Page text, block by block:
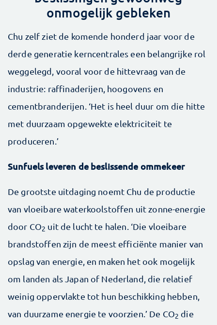
onmogelijk gebleken
Chu zelf ziet de komende honderd jaar voor de
derde generatie kerncentrales een belangrijke rol
weggelegd, vooral voor de hittevraag van de
industrie: raffinaderijen, hoogovens en
cementbranderijen. ‘Het is heel duur om die hitte
met duurzaam opgewekte elektriciteit te
produceren.’
Sunfuels leveren de beslissende ommekeer
De grootste uitdaging noemt Chu de productie
van vloeibare waterkoolstoffen uit zonne-energie
door CO2 uit de lucht te halen. ‘Die vloeibare
brandstoffen zijn de meest efficiënte manier van
opslag van energie, en maken het ook mogelijk
om landen als Japan of Nederland, die relatief
weinig oppervlakte tot hun beschikking hebben,
van duurzame energie te voorzien.’ De CO2 die